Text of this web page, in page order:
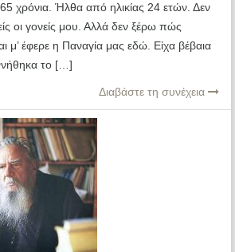
χρόνια. Ήλθα από ηλικίας 24 ετών. Δεν
οι γονείς μου. Αλλά δεν ξέρω πώς
μ’ έφερε η Παναγία μας εδώ. Είχα βέβαια
το […]
Διαβάστε τη συνέχεια